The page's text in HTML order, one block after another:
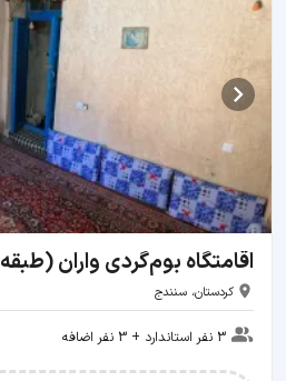
اقامتگاه بوم‌گردی واران (طبقه 3) سنندج
کردستان، سنندج
3 نفر استاندارد + 3 نفر اضافه